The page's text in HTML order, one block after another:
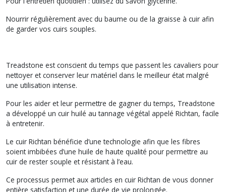
Nourrir régulièrement avec du baume ou de la graisse à cuir afin
de garder vos cuirs souples.
Treadstone est conscient du temps que passent les cavaliers pour
nettoyer et conserver leur matériel dans le meilleur état malgré
une utilisation intense.
Pour les aider et leur permettre de gagner du temps, Treadstone
a développé un cuir huilé au tannage végétal appelé Richtan, facile
à entretenir.
Le cuir Richtan bénéficie d’une technologie afin que les fibres
soient imbibées d’une huile de haute qualité pour permettre au
cuir de rester souple et résistant à l’eau.
Ce processus permet aux articles en cuir Richtan de vous donner
entière satisfaction et une durée de vie prolongée.